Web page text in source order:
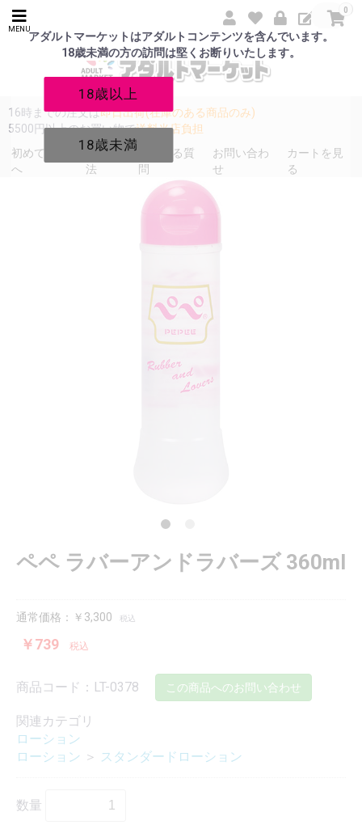
アダルトマーケットはアダルトコンテンツを含んでいます。
18歳未満の方の訪問は堅くお断りいたします。
18歳以上
18歳未満
MENU
0
16時までの注文は即日出荷(在庫のある商品のみ)
5500円以上のお買い物で送料当店負担
初めての方
へ
発送方
法
よくある質
問
お問い合わ
せ
カートを見
る
ペペ ラバーアンドラバーズ 360ml
通常価格：￥3,300 税込
￥739 税込
商品コード：LT-0378 この商品へのお問い合わせ
関連カテゴリ
ローション
ローション ＞ スタンダードローション
数量